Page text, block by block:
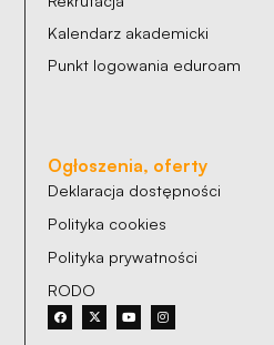
Kalendarz akademicki
Punkt logowania eduroam
Ogłoszenia, oferty
Deklaracja dostępności
Polityka cookies
Polityka prywatności
RODO